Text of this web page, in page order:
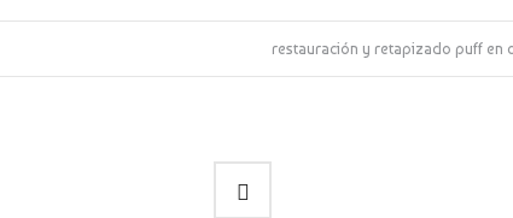
restauración y retapizado puff en